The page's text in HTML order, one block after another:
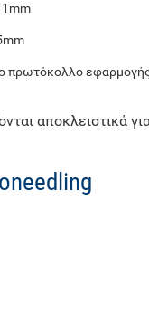
1mm
πρωτόκολλο
αποκλειστικά